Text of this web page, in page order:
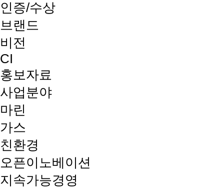
인증/수상
브랜드
비전
CI
홍보자료
사업분야
마린
가스
친환경
오픈이노베이션
지속가능경영